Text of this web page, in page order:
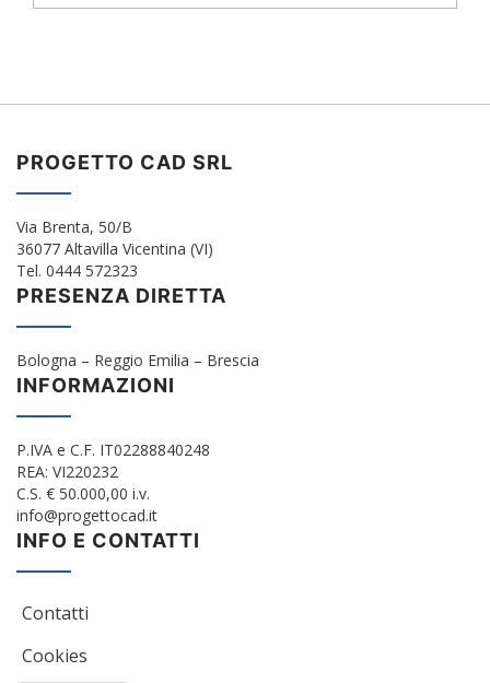
PROGETTO CAD SRL
Via Brenta, 50/B
36077 Altavilla Vicentina (VI)
Tel. 0444 572323
PRESENZA DIRETTA
Bologna – Reggio Emilia – Brescia
INFORMAZIONI
P.IVA e C.F. IT02288840248
REA: VI220232
C.S. € 50.000,00 i.v.
info@progettocad.it
INFO E CONTATTI
Contatti
Cookies